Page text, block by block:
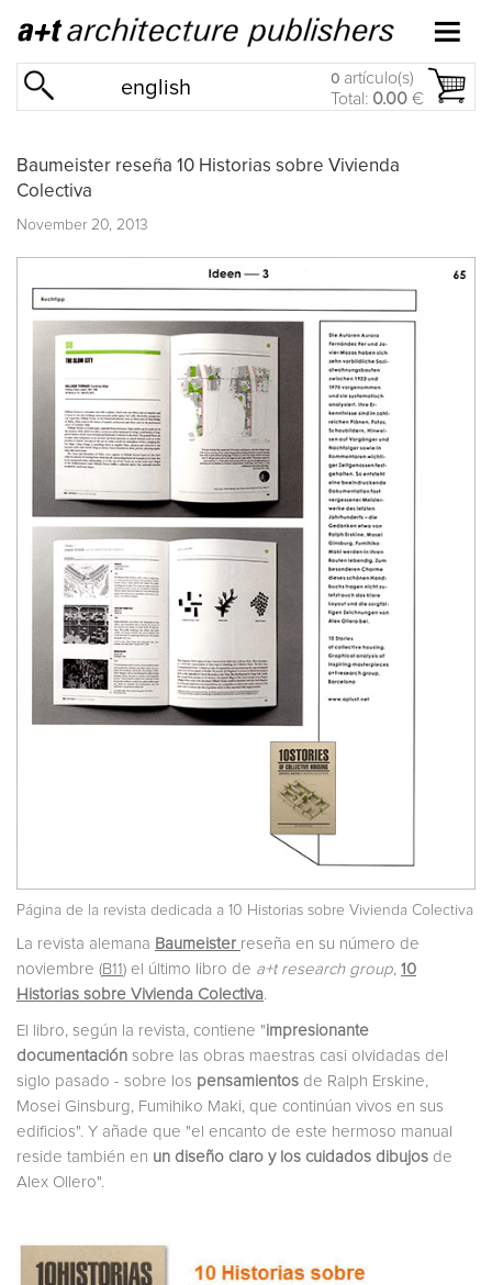
english 0 artículo(s)
Total: 0.00 €
Baumeister reseña 10 Historias sobre Vivienda
Colectiva
November 20, 2013
Página de la revista dedicada a 10 Historias sobre Vivienda Colectiva
La revista alemana Baumeister reseña en su número de
noviembre (B11) el último libro de a+t research group 10
Historias sobre Vivienda Colectiva.
El libro, según la revista, contiene "impresionante
documentación sobre las obras maestras casi olvidadas del
siglo pasado - sobre los pensamientos de Ralph Erskine,
Mosei Ginsburg, Fumihiko Maki, que continúan vivos en sus
edificios". Y añade que "el encanto de este hermoso manual
reside también en un diseño claro y los cuidados dibujos de
Alex Ollero".